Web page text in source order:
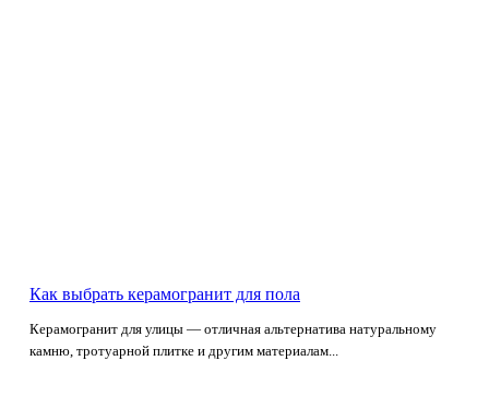
Как выбрать керамогранит для пола
Керамогранит для улицы — отличная альтернатива натуральному
камню, тротуарной плитке и другим материалам...